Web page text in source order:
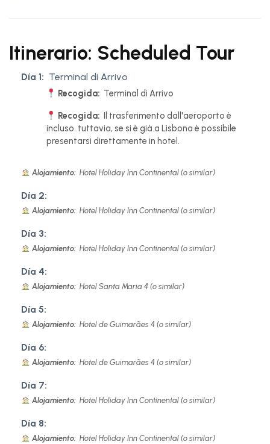
Itinerario: Scheduled Tour
Día 1: Terminal di Arrivo
Recogida: Terminal di Arrivo
Recogida: Il trasferimento dall'aeroporto è
incluso. tuttavia, se si è già a Lisbona è possibile
presentarsi direttamente in hotel.
Alojamiento: Hotel Holiday Inn Continental (o similar)
Día 2:
Alojamiento: Hotel Holiday Inn Continental (o similar)
Día 3:
Alojamiento: Hotel Holiday Inn Continental (o similar)
Día 4:
Alojamiento: Hotel Santa Maria 4 (o similar)
Día 5:
Alojamiento: Hotel de Guimarães 4 (o similar)
Día 6:
Alojamiento: Hotel de Guimarães 4 (o similar)
Día 7:
Alojamiento: Hotel Holiday Inn Continental (o similar)
Día 8:
Alojamiento: Hotel Holiday Inn Continental (o similar)